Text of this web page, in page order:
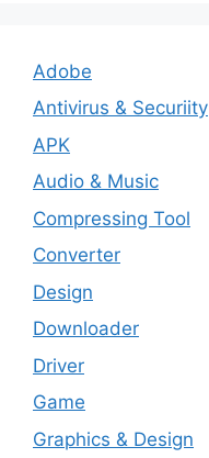
Adobe
Antivirus & Securiity
APK
Audio & Music
Compressing Tool
Converter
Design
Downloader
Driver
Game
Graphics & Design